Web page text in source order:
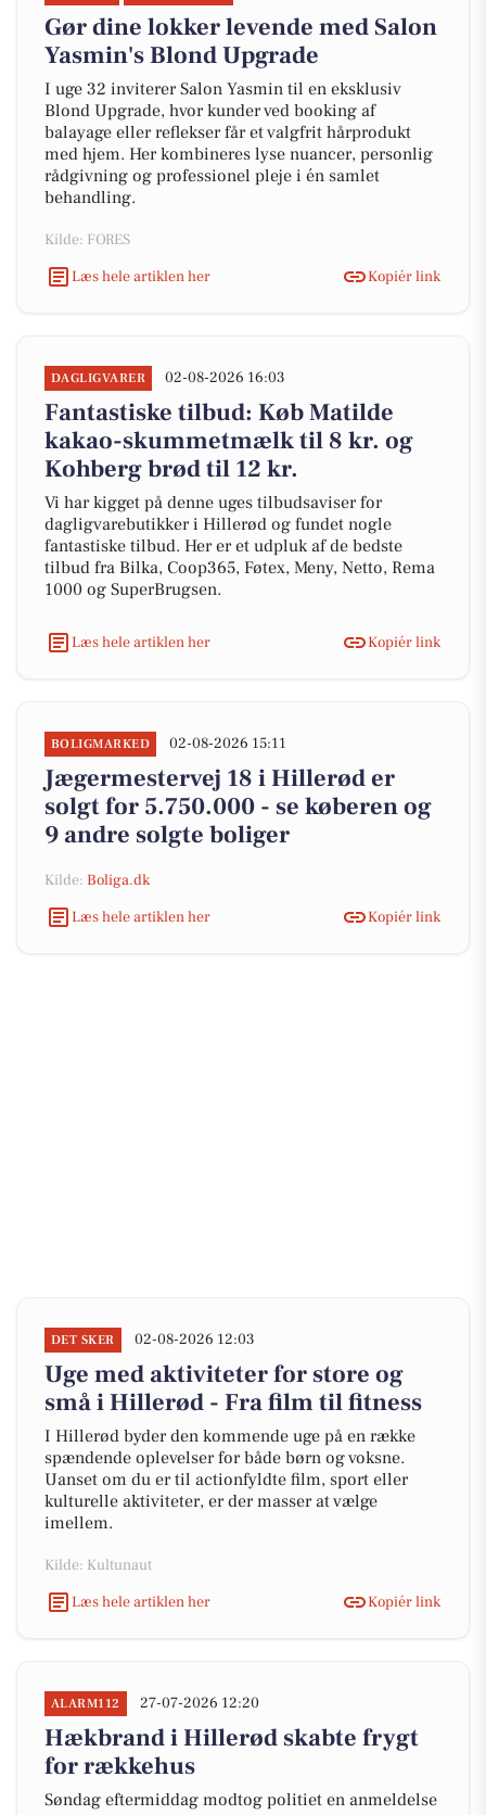
Gør dine lokker levende med Salon
Yasmin's Blond Upgrade
I uge 32 inviterer Salon Yasmin til en eksklusiv
Blond Upgrade, hvor kunder ved booking af
balayage eller reflekser får et valgfrit hårprodukt
med hjem. Her kombineres lyse nuancer, personlig
rådgivning og professionel pleje i én samlet
behandling.
Kilde: FORES
Læs hele artiklen her
Kopiér link
DAGLIGVARER 02-08-2026 16:03
Fantastiske tilbud: Køb Matilde
kakao-skummetmælk til 8 kr. og
Kohberg brød til 12 kr.
Vi har kigget på denne uges tilbudsaviser for
dagligvarebutikker i Hillerød og fundet nogle
fantastiske tilbud. Her er et udpluk af de bedste
tilbud fra Bilka, Coop365, Føtex, Meny, Netto, Rema
1000 og SuperBrugsen.
Læs hele artiklen her Kopiér link
BOLIGMARKED 02-08-2026 15:11
Jægermestervej 18 i Hillerød er
solgt for 5.750.000 - se køberen og
9 andre solgte boliger
Kilde: Boliga.dk
Læs hele artiklen her
Kopiér link
DET SKER 02-08-2026 12:03
Uge med aktiviteter for store og
små i Hillerød - Fra film til fitness
I Hillerød byder den kommende uge på en række
spændende oplevelser for både børn og voksne.
Uanset om du er til actionfyldte film, sport eller
kulturelle aktiviteter, er der masser at vælge
imellem.
Kilde: Kultunaut
Læs hele artiklen her
Kopiér link
ALARM112 27-07-2026 12:20
Hækbrand i Hillerød skabte frygt
for rækkehus
Søndag eftermiddag modtog politiet en anmeldelse